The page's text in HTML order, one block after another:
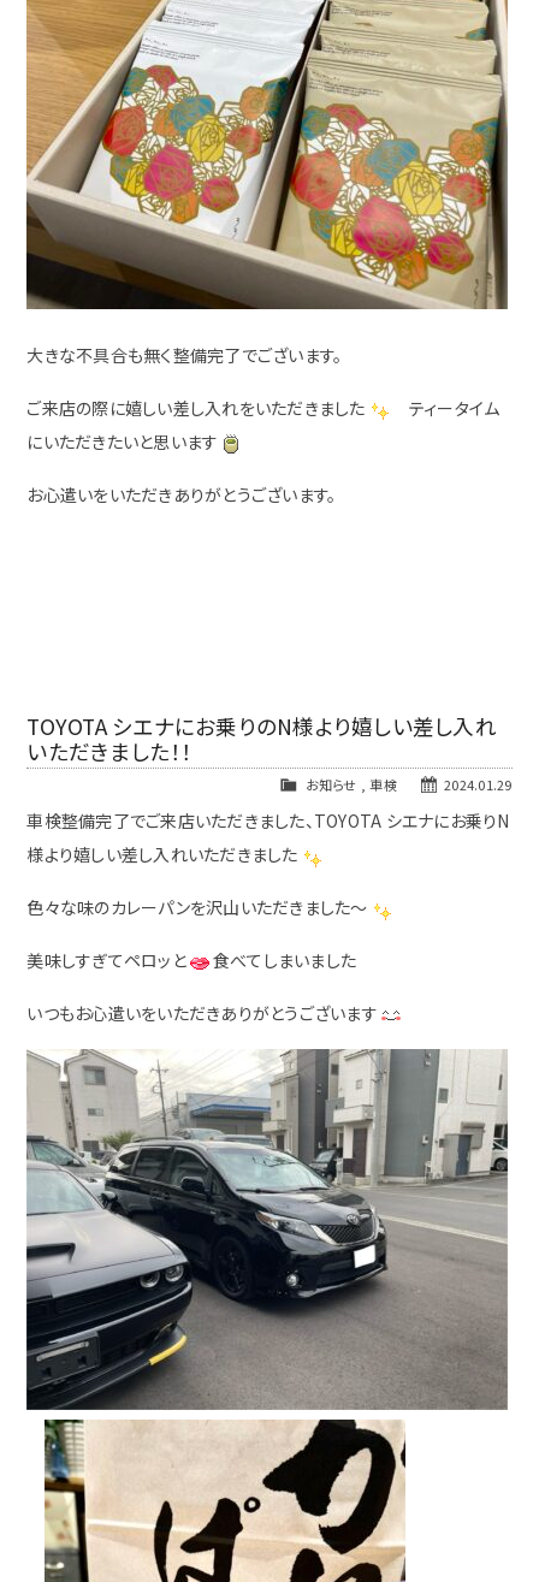
大きな不具合も無く整備完了でございます。
ご来店の際に嬉しい差し入れをいただきました
ティータイム
にいただきたいと思います
お心遣いをいただきありがとうございます。
TOYOTA シエナにお乗りのN様より嬉しい差し入れ
いただきました！！
2024.01.29
お知らせ ,車検
車検整備完了でご来店いただきました、TOYOTA シエナにお乗りN
様より嬉しい差し入れいただきました
色々な味のカレーパンを沢山いただきました～
美味しすぎてペロッと 食べてしまいました
いつもお心遣いをいただきありがとうございます